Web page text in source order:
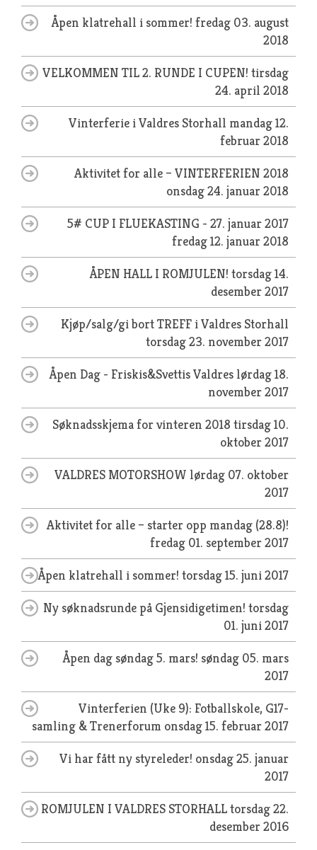
Åpen klatrehall i sommer! fredag 03. august
2018
VELKOMMEN TIL 2. RUNDE I CUPEN! tirsdag
24. april 2018
Vinterferie i Valdres Storhall mandag 12.
februar 2018
Aktivitet for alle – VINTERFERIEN 2018
onsdag 24. januar 2018
5# CUP I FLUEKASTING - 27. januar 2017
fredag 12. januar 2018
ÅPEN HALL I ROMJULEN! torsdag 14.
desember 2017
Kjøp/salg/gi bort TREFF i Valdres Storhall
torsdag 23. november 2017
Åpen Dag - Friskis&Svettis Valdres lørdag 18.
november 2017
Søknadsskjema for vinteren 2018 tirsdag 10.
oktober 2017
VALDRES MOTORSHOW lørdag 07. oktober
2017
Aktivitet for alle – starter opp mandag (28.8)!
fredag 01. september 2017
Åpen klatrehall i sommer! torsdag 15. juni 2017
Ny søknadsrunde på Gjensidigetimen! torsdag
01. juni 2017
Åpen dag søndag 5. mars! søndag 05. mars
2017
Vinterferien (Uke 9): Fotballskole, G17-
samling & Trenerforum onsdag 15. februar 2017
Vi har fått ny styreleder! onsdag 25. januar
2017
ROMJULEN I VALDRES STORHALLtorsdag 22.
desember 2016